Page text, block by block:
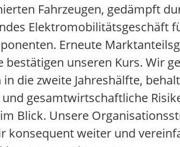
Fahrzeugen, gedämpft
Elektromobilitätsgeschäft
Erneute
bestätigen unseren Kurs. Wir
die zweite Jahreshälfte,
gesamtwirtschaftliche
Blick. Unsere
konsequent weiter und